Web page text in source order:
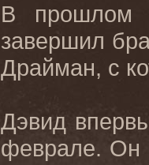
В прошлом
завершил
Драйман, с
Дэвид
феврале. Он